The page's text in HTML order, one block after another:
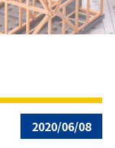
2020/06/08